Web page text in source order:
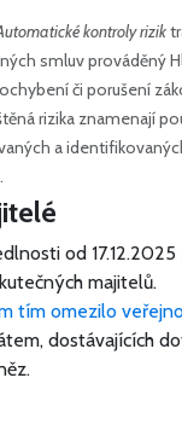
kontroly rizik
smluv prováděný
či porušení
rizika znamenají
a
od
majitelů.
tím omezilo
dostávajících